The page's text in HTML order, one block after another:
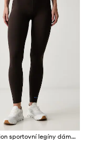
P.E Nation sportovní legíny dámské Vita